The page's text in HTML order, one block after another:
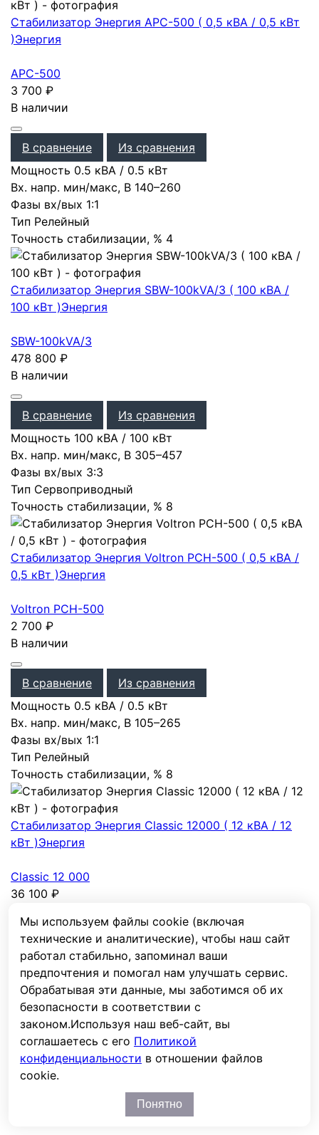
Мы используем файлы cookie (включая
технические и аналитические), чтобы наш сайт
работал стабильно, запоминал ваши
предпочтения и помогал нам улучшать сервис.
Обрабатывая эти данные, мы заботимся об их
безопасности в соответствии с
законом.Используя наш веб-сайт, вы
соглашаетесь с его Политикой
конфиденциальности в отношении файлов
cookie.
Понятно
Стабилизатор Энергия АРС-500 ( 0,5 кВА / 0,5 кВт
)Энергия
АРС-500
3 700 ₽
В наличии
В сравнение
Из сравнения
Мощность 0.5 кВА / 0.5 кВт
Вх. напр. мин/макс, В 140–260
Фазы вх/вых 1:1
Тип Релейный
Точность стабилизации, % 4
Стабилизатор Энергия SBW-100kVA/3 ( 100 кВА /
100 кВт )Энергия
SBW-100kVA/3
478 800 ₽
В наличии
В сравнение
Из сравнения
Мощность 100 кВА / 100 кВт
Вх. напр. мин/макс, В 305–457
Фазы вх/вых 3:3
Тип Сервоприводный
Точность стабилизации, % 8
Стабилизатор Энергия Voltron РСН-500 ( 0,5 кВА /
0,5 кВт )Энергия
Voltron РСН-500
2 700 ₽
В наличии
В сравнение
Из сравнения
Мощность 0.5 кВА / 0.5 кВт
Вх. напр. мин/макс, В 105–265
Фазы вх/вых 1:1
Тип Релейный
Точность стабилизации, % 8
Стабилизатор Энергия Classic 12000 ( 12 кВА / 12
кВт )Энергия
Classic 12 000
36 100 ₽
В сравнение
Из сравнения
Мощность 12 кВА / 12 кВт
Вх. напр. мин/макс, В 125–254
Фазы вх/вых 1:1
Тип Тиристорный
Точность стабилизации, % 5
Стабилизатор Энергия SBW- 50kVA/3 ( 50 кВА / 50